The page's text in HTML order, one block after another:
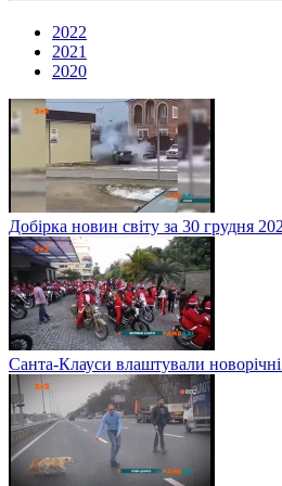
2022
2021
2020
Добірка новин світу за 30 грудня
Санта-Клауси влаштували